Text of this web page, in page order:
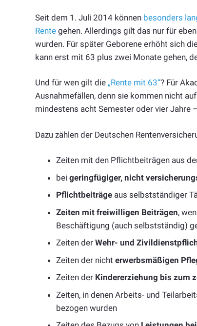
Seit dem 1. Juli 2014 können besonders
Rente gehen. Allerdings gilt das nur für
wurden. Für später Geborene erhöht sich
kann erst mit 63 plus zwei Monate gehen,
Und für wen gilt die „Rente mit 63“? Für
Ausnahmefällen, denn sie kommen nicht
mindestens acht Semester oder vier Jahre
Dazu zählen der Deutschen
Zeiten mit den Pflichtbeiträgen aus
bei geringfügiger, nicht
Pflichtbeiträgeaus selbstständiger
Zeiten mit freiwilligen Beiträgen,
Beschäftigung (auch selbstständig)
Zeiten der Wehr- und
Zeiten der nicht erwerbsmäßigen
Zeiten der Kindererziehung bis zum
Zeiten, in denen Arbeits- und
bezogen wurden